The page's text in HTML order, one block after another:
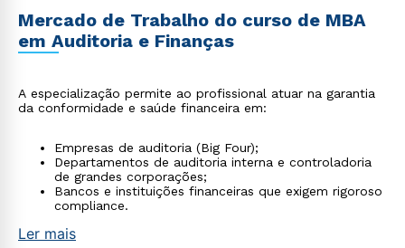
Mercado de Trabalho do curso de MBA
em Auditoria e Finanças
A especialização permite ao profissional atuar na garantia
da conformidade e saúde financeira em:
Empresas de auditoria (Big Four);
Departamentos de auditoria interna e controladoria
de grandes corporações;
Bancos e instituições financeiras que exigem rigoroso
compliance.
Ler mais